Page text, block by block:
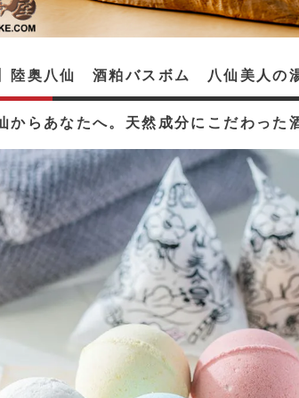
からあなたへ。天然成分にこだわった
】陸奥八仙 酒粕バスボム 八仙美人の